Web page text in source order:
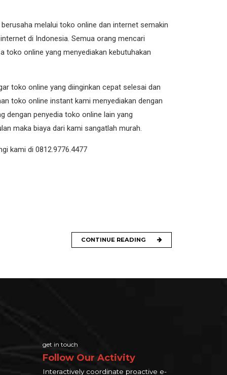
melalui toko online dan internet semakin
di Indonesia. Semua orang mencari
toko online yang menyediakan kebutuhakan
toko online yang diinginkan cepat selesai dan
toko online instant kami menyediakan dengan
dengan penyedia toko online lain yang
maka biaya dari kami sangatlah murah.
kami di 0812.9776.4477
CONTINUE READING
get in touch
Follow Our Activity
Interactively coordinate proactive e-